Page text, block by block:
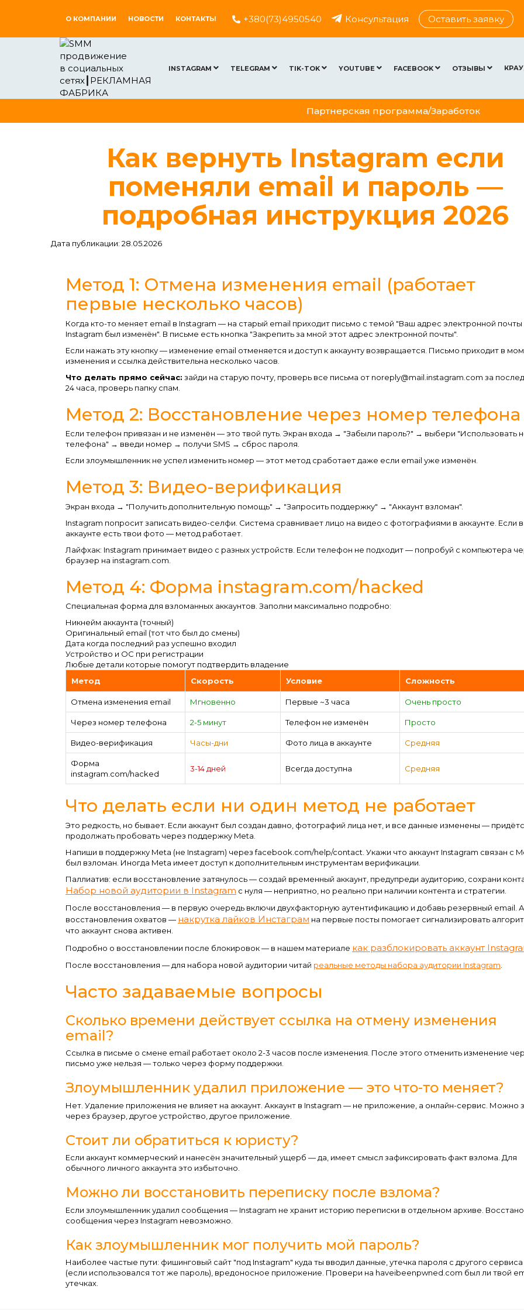
О КОМПАНИИ НОВОСТИ КОНТАКТЫ +380(73)4950540 Консультация Оставить заявку
INSTAGRAM TELEGRAM TIK-TOK YOUTUBE FACEBOOK ОТЗЫВЫ
Партнерская программа/Заработок
Как вернуть Instagram если
поменяли email и пароль —
подробная инструкция 2026
Дата публикации: 28.05.2026
Метод 1: Отмена изменения email (работает
первые несколько часов)
Когда кто-то меняет email в Instagram — на старый email приходит письмо с темой "Ваш адрес электронной почты
Instagram был изменён". В письме есть кнопка "Закрепить за мной этот адрес электронной почты".
Если нажать эту кнопку — изменение email отменяется и доступ к аккаунту возвращается. Письмо приходит в
изменения и ссылка действительна несколько часов.
Что делать прямо сейчас: зайди на старую почту, проверь все письма от noreply@mail.instagram.com за
24 часа, проверь папку спам.
Метод 2: Восстановление через номер телефона
Если телефон привязан и не изменён — это твой путь. Экран входа → "Забыли пароль?" → выбери "Использовать
телефона" → введи номер → получи SMS → сброс пароля.
Если злоумышленник не успел изменить номер — этот метод сработает даже если email уже изменён.
Метод 3: Видео-верификация
Экран входа → "Получить дополнительную помощь" → "Запросить поддержку" → "Аккаунт взломан".
Instagram попросит записать видео-селфи. Система сравнивает лицо на видео с фотографиями в аккаунте. Если в
аккаунте есть твои фото — метод работает.
Лайфхак: Instagram принимает видео с разных устройств. Если телефон не подходит — попробуй с компьютера
браузер на instagram.com.
Метод 4: Форма instagram.com/hacked
Специальная форма для взломанных аккаунтов. Заполни максимально подробно:
Никнейм аккаунта (точный)
Оригинальный email (тот что был до смены)
Дата когда последний раз успешно входил
Устройство и ОС при регистрации
Любые детали которые помогут подтвердить владение
Метод
Скорость Условие Сложность
Отмена изменения email Мгновенно Первые ~3 часа Очень просто
Через номер телефона 2-5 минут Телефон не изменён Просто
Видео-верификация Часы-дни Фото лица в аккаунте Средняя
Форма
instagram.com/hacked
3-14 дней Всегда доступна Средняя
Что делать если ни один метод не работает
Это редкость, но бывает. Если аккаунт был создан давно, фотографий лица нет, и все данные изменены —
продолжать пробовать через поддержку Meta.
Напиши в поддержку Meta (не Instagram) через facebook.com/help/contact. Укажи что аккаунт Instagram связан с
был взломан. Иногда Meta имеет доступ к дополнительным инструментам верификации.
Паллиатив: если восстановление затянулось — создай временный аккаунт, предупреди аудиторию, сохрани
Набор новой аудитории в Instagram с нуля — неприятно, но реально при наличии контента и стратегии.
После восстановления — в первую очередь включи двухфакторную аутентификацию и добавь резервный email.
восстановления охватов — накрутка лайков Инстаграм на первые посты помогает сигнализировать
что аккаунт снова активен.
Подробно о восстановлении после блокировок — в нашем материале как разблокировать аккаунт
После восстановления — для набора новой аудитории читай реальные методы набора аудитории Instagram
Часто задаваемые вопросы
Сколько времени действует ссылка на отмену изменения
email?
Ссылка в письме о смене email работает около 2-3 часов после изменения. После этого отменить изменение
письмо уже нельзя — только через форму поддержки.
Злоумышленник удалил приложение — это что-то меняет?
Нет. Удаление приложения не влияет на аккаунт. Аккаунт в Instagram — не приложение, а онлайн-сервис. Можно
через браузер, другое устройство, другое приложение.
Стоит ли обратиться к юристу?
Если аккаунт коммерческий и нанесён значительный ущерб — да, имеет смысл зафиксировать факт взлома. Для
обычного личного аккаунта это избыточно.
Можно ли восстановить переписку после взлома?
Если злоумышленник удалил сообщения — Instagram не хранит историю переписки в отдельном архиве.
сообщения через Instagram невозможно.
Как злоумышленник мог получить мой пароль?
Наиболее частые пути: фишинговый сайт "под Instagram" куда ты вводил данные, утечка пароля с другого сервиса
(если использовался тот же пароль), вредоносное приложение. Провери на haveibeenpwned.com был ли твой
утечках.